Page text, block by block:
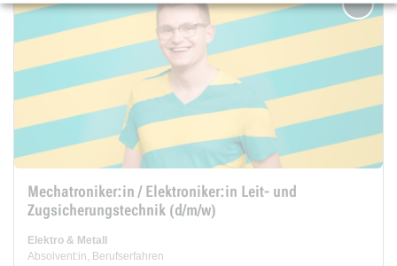
merken
Mechatroniker:in / Elektroniker:in Leit- und
Zugsicherungstechnik (d/m/w)
Elektro & Metall
Absolvent:in, Berufserfahren